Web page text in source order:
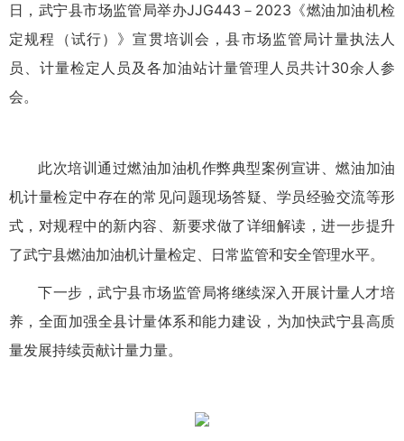
日， 武宁县市场监管局举办JJG443－2023《燃油加油机检
定规程（试行）》宣贯培训会 ，县市场监管局计量执法人
员、计量检定人员 及 各加油站计量管理人员共计30余 人参
会。
此次培训通过燃油加油机作弊典型案例宣讲 、燃油加油
机计量检定中存在的常见问题现场答疑、 学员经验交流等形
式，对规程中的新内容、新要求做了详细解读，进一步提升
了武宁县燃油加油机计量检定、日常监管和安全管理水平。
下一步，武宁县市场监管局将继续深入开展计量人才培
养，全面加强全县计量体系和能力建设，为加快武宁县高质
量发展持续贡献计量力量。